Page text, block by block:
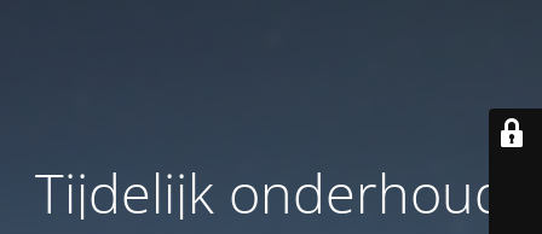
Tijdelijk onderhoud